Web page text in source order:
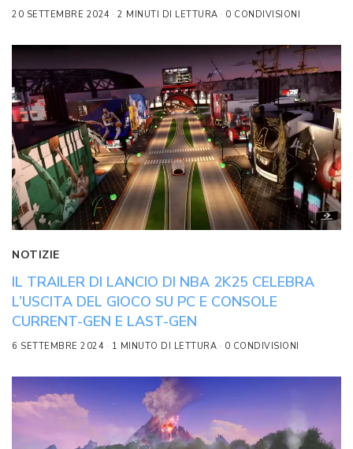
20 SETTEMBRE 2024 2 MINUTI DI LETTURA 0 CONDIVISIONI
NOTIZIE
IL TRAILER DI LANCIO DI NBA 2K25 CELEBRA
L’USCITA DEL GIOCO SU PC E CONSOLE
CURRENT-GEN E LAST-GEN
6 SETTEMBRE 2024 1 MINUTO DI LETTURA 0 CONDIVISIONI